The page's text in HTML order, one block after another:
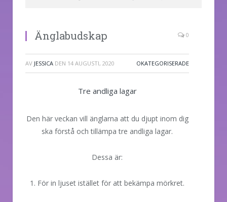
Änglabudskap 0
AV JESSICA DEN 14 AUGUSTI, 2020 OKATEGORISERADE
Tre andliga lagar
Den här veckan vill änglarna att du djupt inom dig
ska förstå och tillämpa tre andliga lagar.
Dessa är:
1. För in ljuset istället för att bekämpa mörkret.